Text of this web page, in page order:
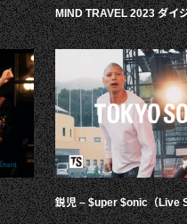
MIND TRAVEL 2023 ダイ
鋭児 – $uper $onic（Live